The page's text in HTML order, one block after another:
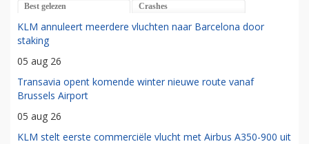
Best gelezen Crashes
KLM annuleert meerdere vluchten naar Barcelona door
staking
05 aug 26
Transavia opent komende winter nieuwe route vanaf
Brussels Airport
05 aug 26
KLM stelt eerste commerciële vlucht met Airbus A350-900 uit